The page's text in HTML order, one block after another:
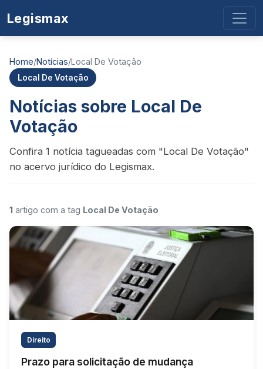
Legismax
Home/Notícias/Local De Votação
Local De Votação
Notícias sobre Local De
Votação
Confira 1 notícia tagueadas com "Local De Votação"
no acervo jurídico do Legismax.
1 artigo com a tag Local De Votação
Direito
Prazo para solicitação de mudança